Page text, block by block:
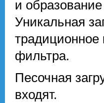
и
Уникальная
традиционное
фильтра.
Песочная
входят.